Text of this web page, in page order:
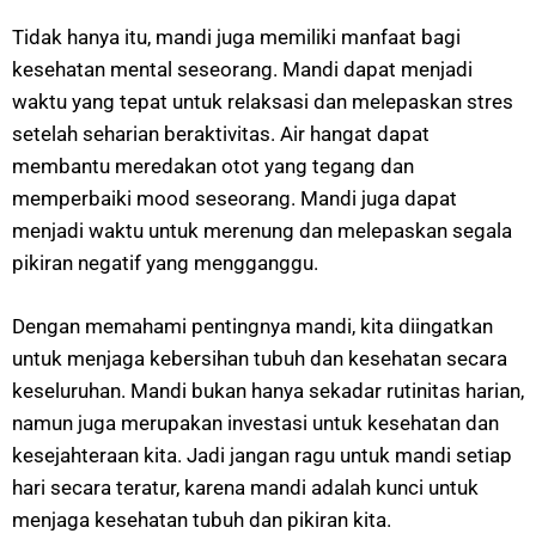
Tidak hanya itu, mandi juga memiliki manfaat bagi
kesehatan mental seseorang. Mandi dapat menjadi
waktu yang tepat untuk relaksasi dan melepaskan stres
setelah seharian beraktivitas. Air hangat dapat
membantu meredakan otot yang tegang dan
memperbaiki mood seseorang. Mandi juga dapat
menjadi waktu untuk merenung dan melepaskan segala
pikiran negatif yang mengganggu.
Dengan memahami pentingnya mandi, kita diingatkan
untuk menjaga kebersihan tubuh dan kesehatan secara
keseluruhan. Mandi bukan hanya sekadar rutinitas harian,
namun juga merupakan investasi untuk kesehatan dan
kesejahteraan kita. Jadi jangan ragu untuk mandi setiap
hari secara teratur, karena mandi adalah kunci untuk
menjaga kesehatan tubuh dan pikiran kita.